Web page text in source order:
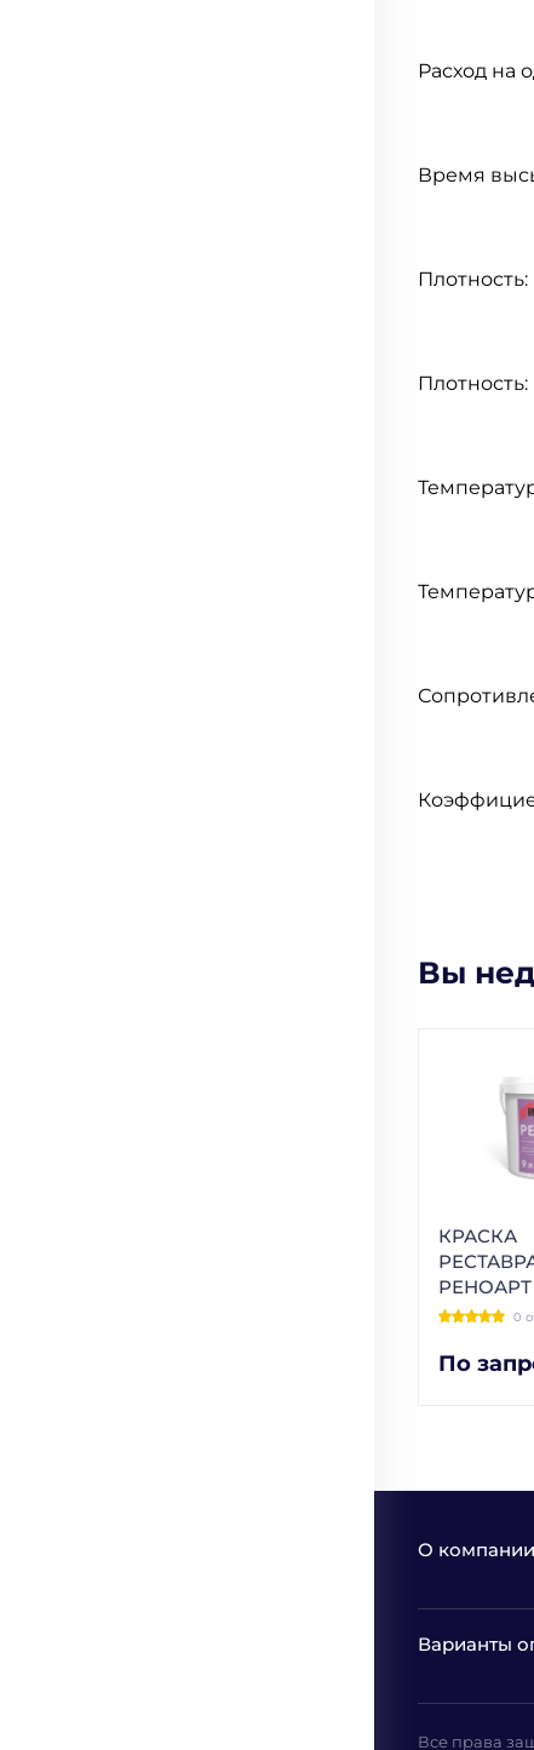
Расход на
Время
Плотность:
Вы
КРАСКА
РЕНОАРТ
0
По
О компании
Варианты
Все права